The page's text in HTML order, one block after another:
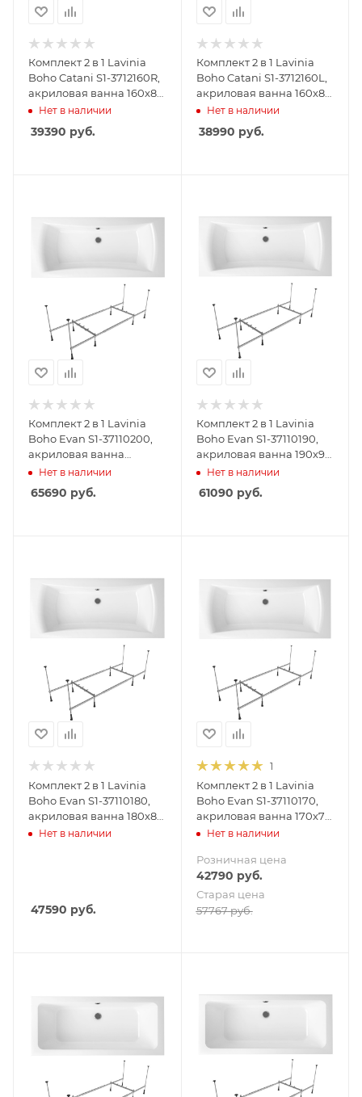
Комплект 2 в 1 Lavinia
Boho Catani S1-3712160R,
акриловая ванна 160x80
см (правый разворот),
усиленный
металлический каркас с
Нет в наличии
39390 руб.
Комплект 2 в 1 Lavinia
Boho Catani S1-3712160L,
акриловая ванна 160x80
см (левый разворот),
усиленный
металлический каркас с
Нет в наличии
38990 руб.
Комплект 2 в 1 Lavinia
Boho Evan S1-37110200,
акриловая ванна
200x90 см, усиленный
металлический каркас с
монтажным набором
Нет в наличии
65690 руб.
Комплект 2 в 1 Lavinia
Boho Evan S1-37110190,
акриловая ванна 190x90
см, усиленный
металлический каркас с
монтажным набором
Нет в наличии
61090 руб.
Комплект 2 в 1 Lavinia
Boho Evan S1-37110180,
акриловая ванна 180x80
см, усиленный
Нет в наличии
47590 руб.
1
Комплект 2 в 1 Lavinia
Boho Evan S1-37110170,
акриловая ванна 170x75
см, усиленный
монтажным набором
Нет в наличии
Розничная цена
42790 руб.
Старая цена
57767руб.